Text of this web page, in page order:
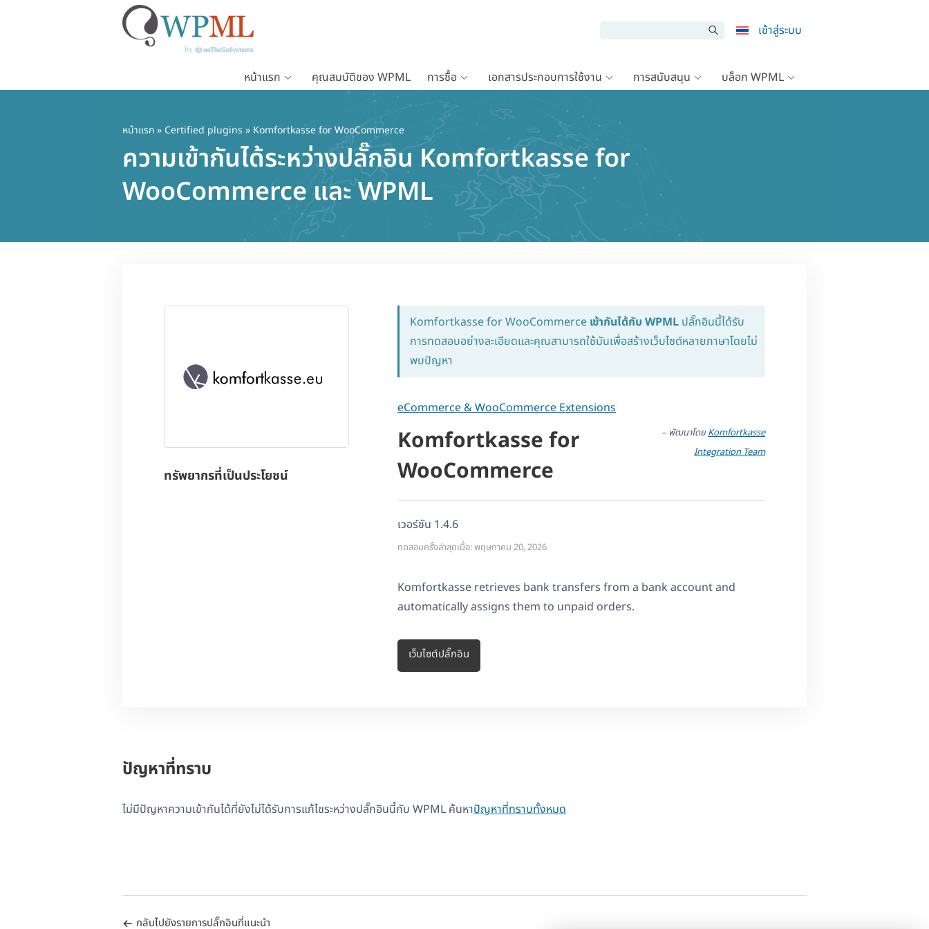
เข้าสู่ระบบ
หน้าแรก คุณสมบัติของ WPML การซื้อ เอกสารประกอบการใช้งาน การสนับสนุน บล็อก WPML
หน้าแรก» Certified plugins » Komfortkasse for WooCommerce
ความเข้ากันได้ระหว่างปลั๊กอิน Komfortkasse for
WooCommerce และ WPML
ทรัพยากรที่เป็นประโยชน์
Komfortkasse for WooCommerce เข้ากันได้กับ WPML ปลั๊กอินนี้ได้รับ
การทดสอบอย่างละเอียดและคุณสามารถใช้มันเพื่อสร้างเว็บไซต์หลายภาษาโดยไม่
พบปัญหา
eCommerce & WooCommerce Extensions
Komfortkasse for
WooCommerce
– พัฒนาโดยKomfortkasse
Integration Team
เวอร์ชัน 1.4.6
ทดสอบครั้งล่าสุดเมื่อ: พฤษภาคม 20, 2026
Komfortkasse retrieves bank transfers from a bank account and
automatically assigns them to unpaid orders.
เว็บไซต์ปลั๊กอิน
ปัญหาที่ทราบ
ไม่มีปัญหาความเข้ากันได้ที่ยังไม่ได้รับการแก้ไขระหว่างปลั๊กอินนี้กับ WPML ค้นหาปัญหาที่ทราบทั้งหมด
กลับไปยังรายการปลั๊กอินที่แนะนำ